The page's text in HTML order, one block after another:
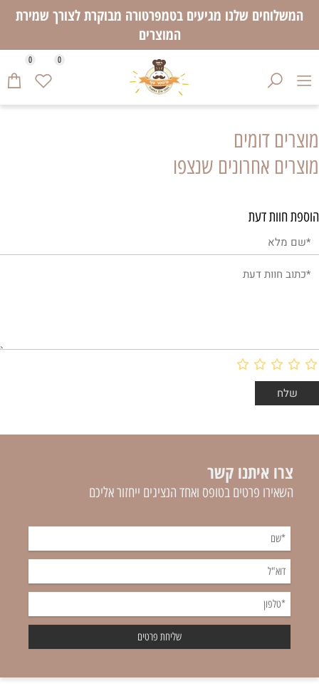
המשלוחים שלנו מגיעים בטמפרטורה מבוקרת לצורך שמירת
המוצרים
0 0
מוצרים דומים
מוצרים אחרונים שנצפו
הוספת חוות דעת
צרו איתנו קשר
השאירו פרטים בטופס ואחד הנציגים ייחזור אליכם